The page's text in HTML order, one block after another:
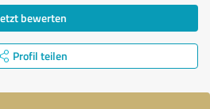
bewerten
Profil teilen